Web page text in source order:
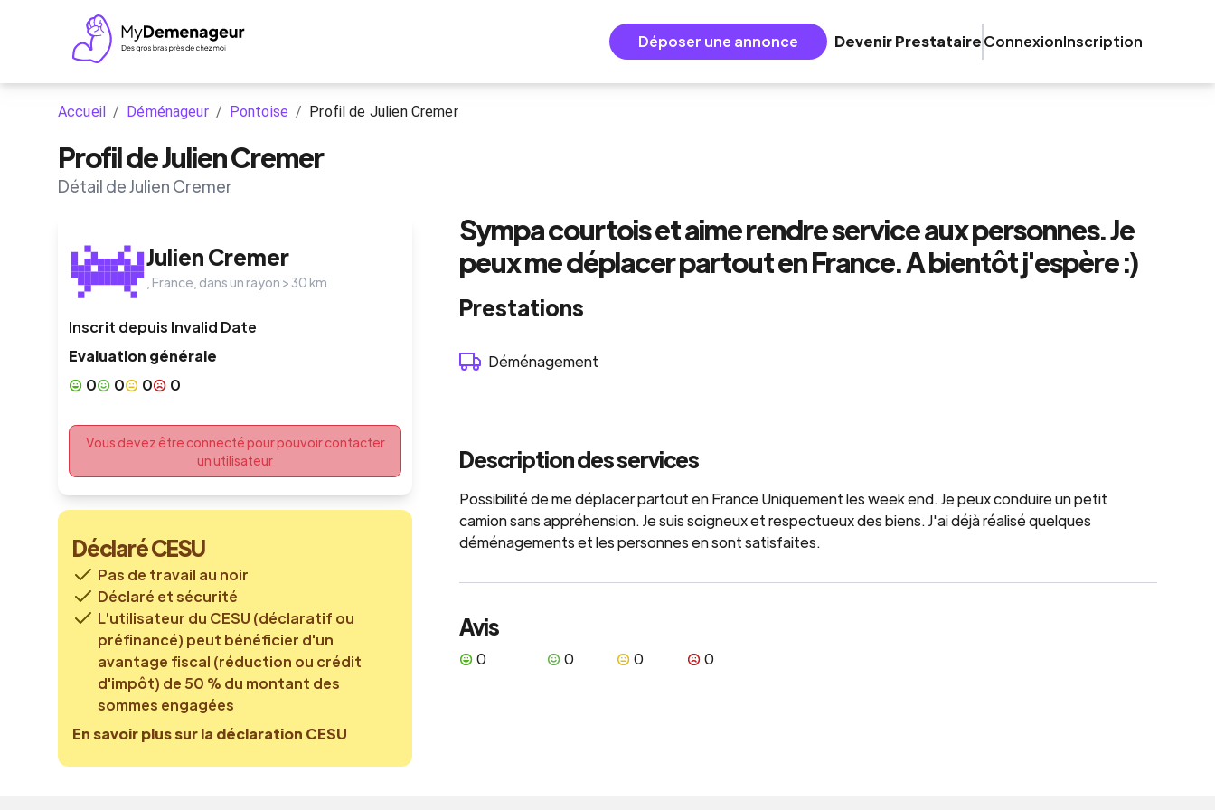
Déposer une annonce Devenir PrestataireConnexionInscription
Accueil / Déménageur / Pontoise / Profil de Julien Cremer
Profil de Julien Cremer
Détail de Julien Cremer
Julien Cremer
France , dans un rayon > 30 km
Inscrit depuis Invalid Date
Evaluation générale
0
0 0 0
Vous devez être connecté pour pouvoir contacter
un utilisateur
Déclaré CESU
Pas de travail au noir
Déclaré et sécurité
L'utilisateur du CESU (déclaratif ou
préfinancé) peut bénéficier d'un
avantage fiscal (réduction ou crédit
d'impôt) de 50 % du montant des
sommes engagées
En savoir plus sur la déclaration CESU
Sympa courtois et aime rendre service aux personnes. Je
peux me déplacer partout en France. A bientôt j'espère :)
Prestations
Déménagement
Description des services
Possibilité de me déplacer partout en France Uniquement les week end. Je peux conduire un petit
camion sans appréhension. Je suis soigneux et respectueux des biens. J'ai déjà réalisé quelques
déménagements et les personnes en sont satisfaites.
Avis
0 0 0 0